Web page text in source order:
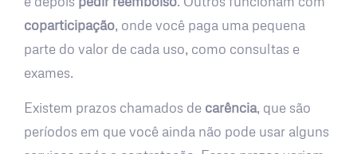
coparticipação, onde você paga uma pequena
parte do valor de cada uso, como consultas e
exames.
Existem prazos chamados de carência, que são
períodos em que você ainda não pode usar alguns